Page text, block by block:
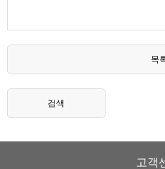
목
검색
고객